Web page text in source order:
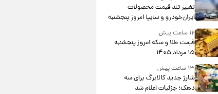
تغییر تند قیمت محصولات
ایران‌خودرو و سایپا امروز پنجشنبه
۱۵ مرداد ۱۴۰۵ +جدول
۱۲ ساعت پیش
قیمت طلا و سکه امروز پنجشنبه
۱۵ مرداد ۱۴۰۵
۱۳ ساعت پیش
شارژ جدید کالابرگ برای سه
دهک؛ جزئیات اعلام شد